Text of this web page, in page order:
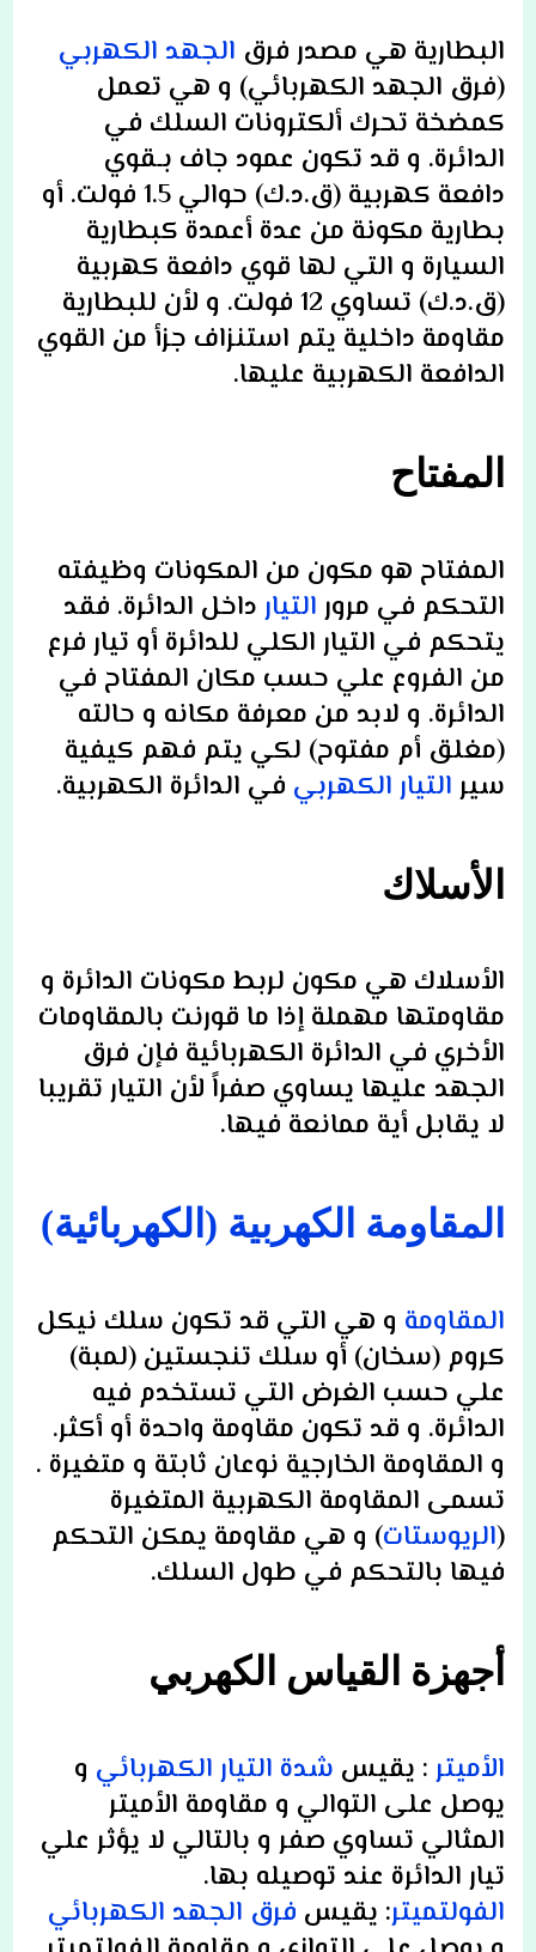
البطارية هي مصدر فرق الجهد الكهربي
(فرق الجهد الكهربائي) و هي تعمل
كمضخة تحرك ألكترونات السلك في
الدائرة. و قد تكون عمود جاف بـقوي
دافعة كهربية (ق.د.ك) حوالي 1.5 فولت. أو
بطارية مكونة من عدة أعمدة كبطارية
السيارة و التي لها قوي دافعة كهربية
(ق.د.ك) تساوي 12 فولت
. و لأن للبطارية
مقاومة داخلية يتم استنزاف جزأ من القوي
الدافعة الكهربية عليها.
المفتاح
المفتاح هو مكون من المكونات وظيفته
التحكم في مرور التيار داخل الدائرة. فقد
يتحكم في التيار الكلي للدائرة أو تيار فرع
من الفروع علي حسب مكان المفتاح في
الدائرة. و لابد من معرفة مكانه و حالته
(مغلق أم مفتوح) لكي يتم فهم كيفية
سير التيار الكهربي في الدائرة الكهربية.
الأسلاك
الأسلاك هي مكون لربط مكونات الدائرة و
مقاومتها مهملة إذا ما قورنت بالمقاومات
الأخري في الدائرة الكهربائية فإن فرق
الجهد عليها يساوي صفراً لأن التيار تقريبا
لا يقابل أية ممانعة فيها.
المقاومة الكهربية (الكهربائية)
المقاومة و هي التي قد تكون سلك نيكل
كروم (سخان) أو سلك تنجستين (لمبة)
علي حسب الغرض التي تستخدم فيه
الدائرة. و قد تكون مقاومة واحدة أو أكثر.
و المقاومة الخارجية نوعان ثابتة و متغيرة .
تسمى المقاومة الكهربية المتغيرة
(الريوستات) و هي مقاومة يمكن التحكم
فيها بالتحكم في طول السلك.
أجهزة القياس الكهربي
الأميتر : يقيس شدة التيار الكهربائي و
يوصل على التوالي و مقاومة الأميتر
المثالي تساوي صفر و بالتالي لا يؤثر علي
تيار الدائرة عند توصيله بها.
الفولتميتر: يقيس فرق الجهد الكهربائي